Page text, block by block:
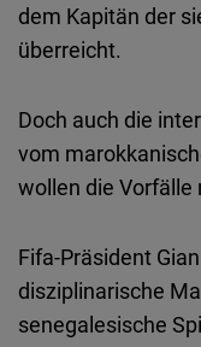
dem Kapitän der
überreicht.
Doch auch die
vom
wollen die Vorfälle
Fifa-Präsident
disziplinarische
senegalesische